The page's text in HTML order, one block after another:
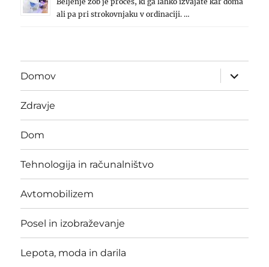
ali pa pri strokovnjaku v ordinaciji. …
Domov
expand
child
menu
Zdravje
Dom
Tehnologija in računalništvo
Avtomobilizem
Posel in izobraževanje
Lepota, moda in darila